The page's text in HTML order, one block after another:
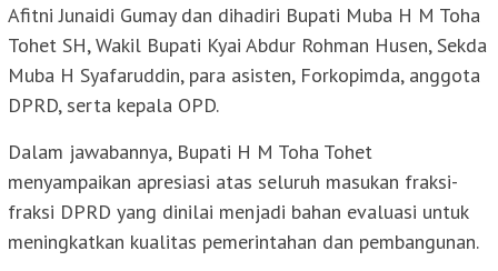
Afitni Junaidi Gumay dan dihadiri Bupati Muba H M Toha
Tohet SH, Wakil Bupati Kyai Abdur Rohman Husen, Sekda
Muba H Syafaruddin, para asisten, Forkopimda, anggota
DPRD, serta kepala OPD.
Dalam jawabannya, Bupati H M Toha Tohet
menyampaikan apresiasi atas seluruh masukan fraksi-
fraksi DPRD yang dinilai menjadi bahan evaluasi untuk
meningkatkan kualitas pemerintahan dan pembangunan.